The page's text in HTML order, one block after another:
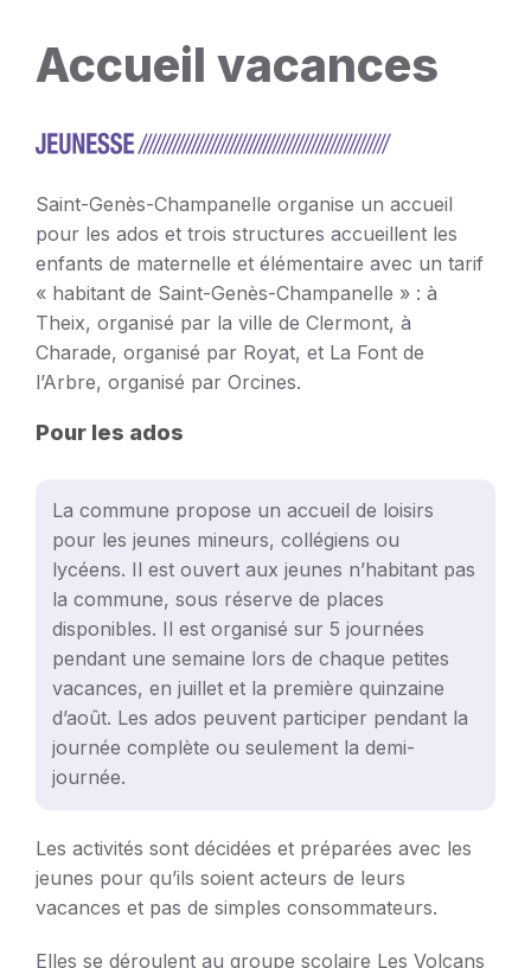
Accueil vacances
Saint-Genès-Champanelle organise un accueil
pour les ados et trois structures accueillent les
enfants de maternelle et élémentaire avec un tarif
« habitant de Saint-Genès-Champanelle » : à
Theix, organisé par la ville de Clermont, à
Charade, organisé par Royat, et La Font de
l’Arbre, organisé par Orcines.
Pour les ados
La commune propose un accueil de loisirs
pour les jeunes mineurs, collégiens ou
lycéens. Il est ouvert aux jeunes n’habitant pas
la commune, sous réserve de places
disponibles. Il est organisé sur 5 journées
pendant une semaine lors de chaque petites
vacances, en juillet et la première quinzaine
d’août. Les ados peuvent participer pendant la
journée complète ou seulement la demi-
journée.
Les activités sont décidées et préparées avec les
jeunes pour qu’ils soient acteurs de leurs
vacances et pas de simples consommateurs.
Elles se déroulent au groupe scolaire Les Volcans